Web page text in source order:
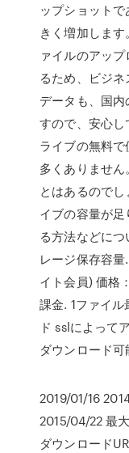
ップショット
きく増加しま
ァイルのアッ
るため、ビジ
データも、国
すので、安心
ライブの無料
多くありませ
とはあるので
イブの容量が
る方法などに
レージ保存容
イト会員) 価格
課金. 1ファイ
ド sslによって
ダウンロード
2019/01/16
2015/04/22 最
ダウンロード